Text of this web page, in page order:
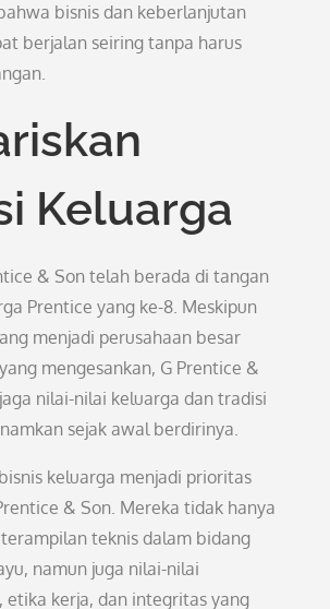
bisnis dan keberlanjutan
berjalan seiring tanpa harus
Keluarga
& Son telah berada di tangan
Prentice yang ke-8. Meskipun
menjadi perusahaan besar
mengesankan, G Prentice &
nilai-nilai keluarga dan tradisi
sejak awal berdirinya.
keluarga menjadi prioritas
& Son. Mereka tidak hanya
teknis dalam bidang
namun juga nilai-nilai
etika kerja, dan integritas yang